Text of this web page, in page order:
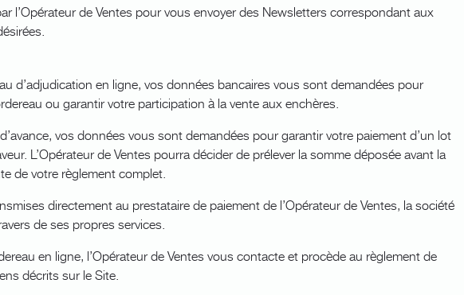
l’Opérateur de Ventes pour vous envoyer des Newsletters correspondant aux
d’adjudication en ligne, vos données bancaires vous sont demandées pour
ou garantir votre participation à la vente aux enchères.
vos données vous sont demandées pour garantir votre paiement d’un lot
L’Opérateur de Ventes pourra décider de prélever la somme déposée avant la
de votre règlement complet.
directement au prestataire de paiement de l’Opérateur de Ventes, la société
de ses propres services.
en ligne, l’Opérateur de Ventes vous contacte et procède au règlement de
décrits sur le Site.